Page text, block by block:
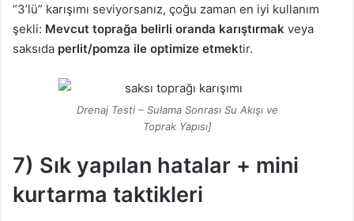
“3’lü” karışımı seviyorsanız, çoğu zaman en iyi kullanım
şekli: Mevcut toprağa belirli oranda karıştırmak veya
saksıda perlit/pomza ile optimize etmektir.
Drenaj Testi – Sulama Sonrası Su Akışı ve
Toprak Yapısı]
7) Sık yapılan hatalar + mini
kurtarma taktikleri